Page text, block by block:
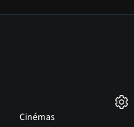
Cinémas